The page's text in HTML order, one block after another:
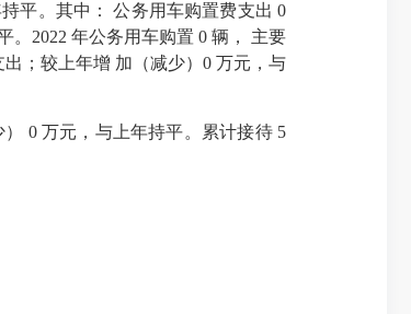
平。其中： 公务用车购置费支出 0
。2022 年公务用车购置 0 辆， 主要
；较上年增 加（减少）0 万元，与
0 万元，与上年持平。累计接待 5